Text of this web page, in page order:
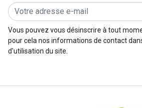
Vous pouvez vous désinscrire à tout
pour cela nos informations de contact
d'utilisation du site.